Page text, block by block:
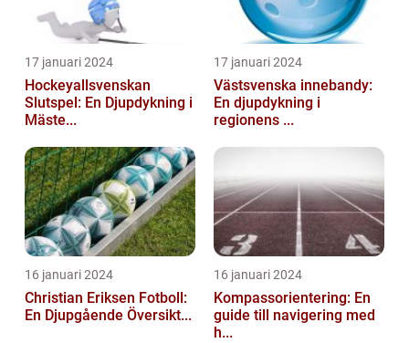
17 januari 2024
Hockeyallsvenskan
Slutspel: En Djupdykning i
Mäste...
17 januari 2024
Västsvenska innebandy:
En djupdykning i
regionens ...
16 januari 2024
Christian Eriksen Fotboll:
En Djupgående Översikt...
16 januari 2024
Kompassorientering: En
guide till navigering med
h...